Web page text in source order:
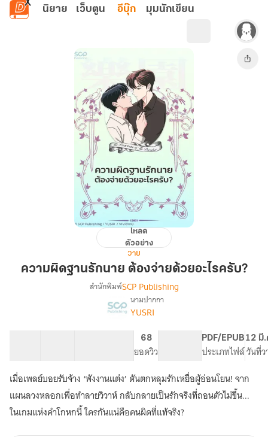
ข้ามไปยังเนื้อหาหลัก
นิยาย เว็บตูน อีบุ๊ก มุมนักเขียน
ความ
ฐาน
นาย
ครับ?
โหลด
ตัวอย่าง
วาย
ความผิดฐานรักนาย ต้องจ่ายด้วยอะไรครับ?
เรื่อง
ความ
ผิด
ฐาน
รัก
นาย
ต้อง
จ่าย
ด้วย
อะไร
สำนักพิมพ์SCP Publishing
นามปากกา
YUSRI
68
ยอดวิว
PDF/EPUB
ประเภทไฟล์
12 มี
วันที่ว
เมื่อเพลย์บอยรับจ้าง ‘พังงานแต่ง’ ดันตกหลุมรักเหยื่อผู้อ่อนโยน! จาก
แผนลวงหลอกเพื่อทำลายวิวาห์ กลับกลายเป็นรักจริงที่ถอนตัวไม่ขึ้น...
ในเกมแห่งคำโกหกนี้ ใครกันแน่คือคนผิดที่แท้จริง?